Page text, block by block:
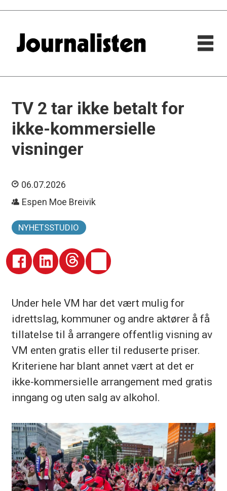
TV 2 tar ikke betalt for
ikke-kommersielle
visninger
06.07.2026
Espen Moe Breivik
NYHETSSTUDIO
Under hele VM har det vært mulig for
idrettslag, kommuner og andre aktører å få
tillatelse til å arrangere offentlig visning av
VM enten gratis eller til reduserte priser.
Kriteriene har blant annet vært at det er
ikke-kommersielle arrangement med gratis
inngang og uten salg av alkohol.